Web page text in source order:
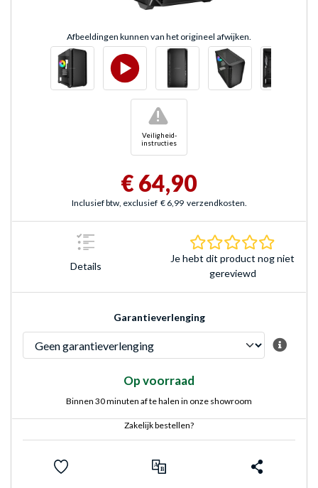
Afbeeldingen kunnen van het origineel afwijken.
Veiligheid-
instructies
!
€ 64,90
Inclusief btw, exclusief € 6,99 verzendkosten.
Details
Je hebt dit product nog niet
gereviewd
Garantieverlenging
Op voorraad
Binnen 30 minuten af te halen in onze showroom
Zakelijk bestellen?